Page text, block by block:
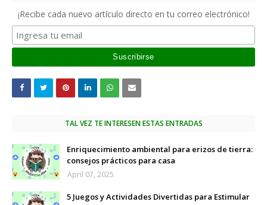
¡Recibe cada nuevo artículo directo en tu correo electrónico!
TAL VEZ TE INTERESEN ESTAS ENTRADAS
Enriquecimiento ambiental para erizos de tierra:
consejos prácticos para casa
April 07, 2025
5 Juegos y Actividades Divertidas para Estimular